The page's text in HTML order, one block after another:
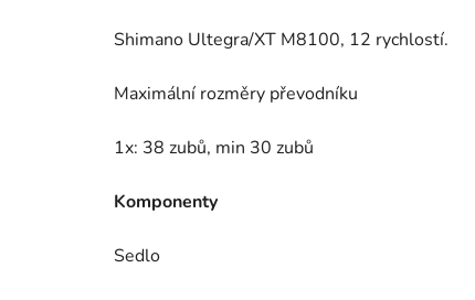
Shimano Ultegra/XT M8100, 12 rychlostí.
Maximální rozměry převodníku
1x: 38 zubů, min 30 zubů
Komponenty
Sedlo